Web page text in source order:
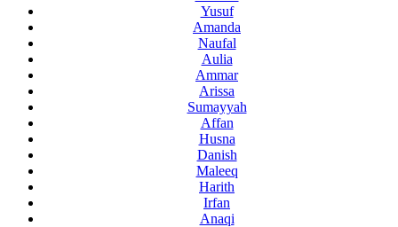
Yusuf
Amanda
Naufal
Aulia
Ammar
Arissa
Sumayyah
Affan
Husna
Danish
Maleeq
Harith
Irfan
Anaqi